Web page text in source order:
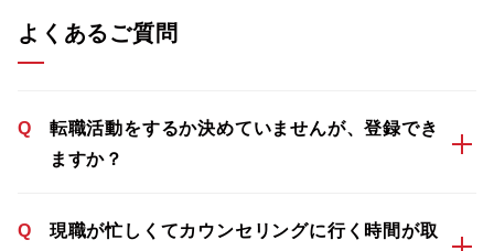
よくあるご質問
Q
転職活動をするか決めていませんが、登録でき
ますか？
Q
現職が忙しくてカウンセリングに行く時間が取